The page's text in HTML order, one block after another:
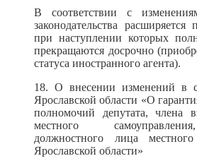
В соответствии с
законодательства расширяется
при наступлении которых
прекращаются досрочно
статуса иностранного агента).
18. О внесении изменений в
Ярославской области «О
полномочий депутата, члена
местного
должностного лица местного
Ярославской области»